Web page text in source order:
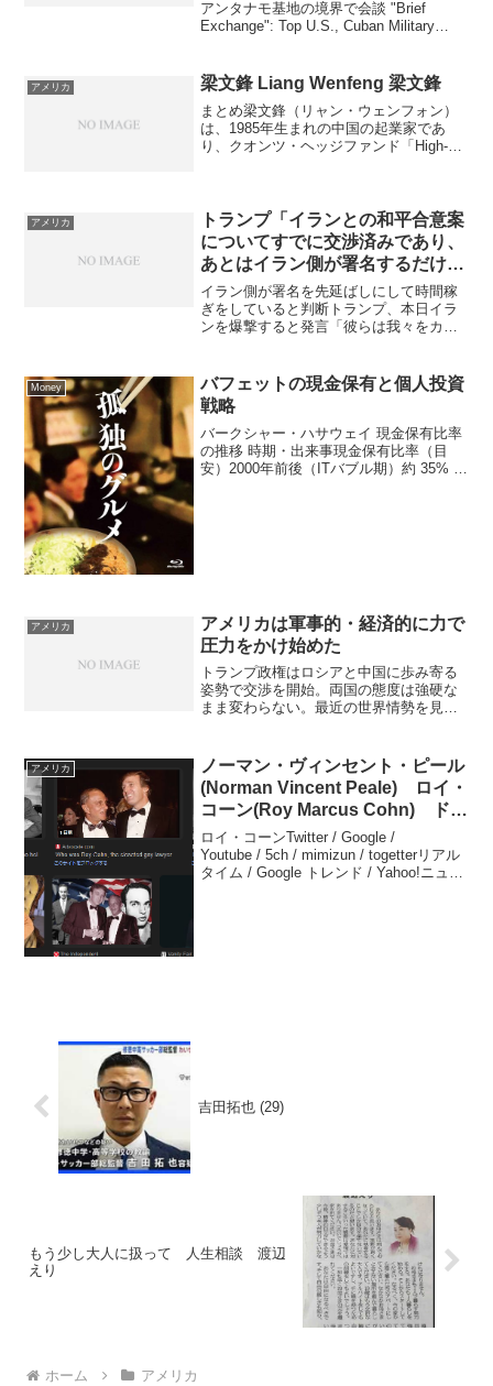
アンタナモ基地の境界で会談 "Brief
Exchange": Top U.S., Cuban Military
アメリカ 梁文鋒 Liang Wenfeng 梁文鋒
まとめ梁文鋒（リャン・ウェンフォン）
は、1985年生まれの中国の起業家であ
り、クオンツ・ヘッジファンド「High-
術開発...
アメリカ
トランプ「イランとの和平合意案
についてすでに交渉済みであり、
あとはイラン側が署名するだけの
状態」
イラン側が署名を先延ばしにして時間稼
ぎをしていると判断トランプ、本日イラ
ンを爆撃すると発言「彼らは我々をカモ
Money
バフェットの現金保有と個人投資
戦略
バークシャー・ハサウェイ 現金保有比率
の推移 時期・出来事現金保有比率（目
安）2000年前後（ITバブル期）約 35% 〜
アメリカ
アメリカは軍事的・経済的に力で
圧力をかけ始めた
トランプ政権はロシアと中国に歩み寄る
姿勢で交渉を開始。両国の態度は強硬な
まま変わらない。最近の世界情勢を見る
めた。核兵器を保有しているため直接の
攻撃はしない。間接的にア...
アメリカ
ノーマン・ヴィンセント・ピール
(Norman Vincent Peale) ロイ・
コーン(Roy Marcus Cohn) ドナ
ルド・トランプ(Donald John
Trump)
ロイ・コーンTwitter / Google /
Youtube / 5ch / mimizun / togetterリアル
タイム / Google トレンド / Yahoo!ニュー
吉田拓也 (29)
もう少し大人に扱って 人生相談 渡辺
えり
ホーム アメリカ